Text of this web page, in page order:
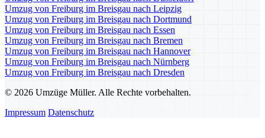
Umzug von Freiburg im Breisgau nach Leipzig
Umzug von Freiburg im Breisgau nach Dortmund
Umzug von Freiburg im Breisgau nach Essen
Umzug von Freiburg im Breisgau nach Bremen
Umzug von Freiburg im Breisgau nach Hannover
Umzug von Freiburg im Breisgau nach Nürnberg
Umzug von Freiburg im Breisgau nach Dresden
© 2026 Umzüge Müller. Alle Rechte vorbehalten.
Impressum Datenschutz